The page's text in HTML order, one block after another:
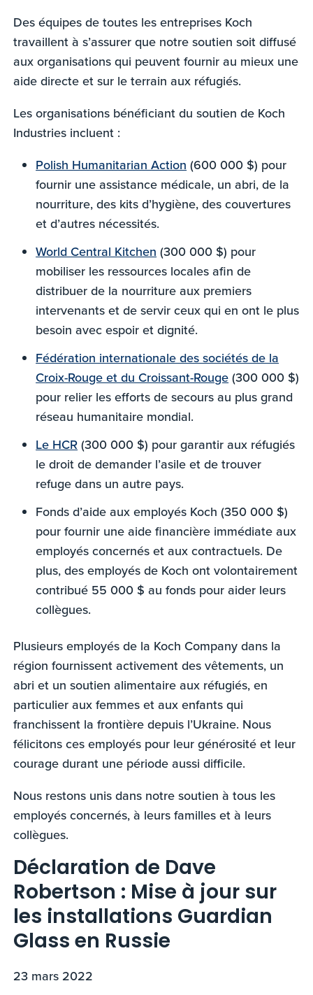
Des équipes de toutes les entreprises Koch
travaillent à s’assurer que notre soutien soit diffusé
aux organisations qui peuvent fournir au mieux une
aide directe et sur le terrain aux réfugiés.
Les organisations bénéficiant du soutien de Koch
Industries incluent :
Polish Humanitarian Action (600 000 $) pour
fournir une assistance médicale, un abri, de la
nourriture, des kits d’hygiène, des couvertures
et d’autres nécessités.
World Central Kitchen (300 000 $) pour
mobiliser les ressources locales afin de
distribuer de la nourriture aux premiers
intervenants et de servir ceux qui en ont le plus
besoin avec espoir et dignité.
Fédération internationale des sociétés de la
Croix-Rouge et du Croissant-Rouge (300 000 $)
pour relier les efforts de secours au plus grand
réseau humanitaire mondial.
Le HCR (300 000 $) pour garantir aux réfugiés
le droit de demander l’asile et de trouver
refuge dans un autre pays.
Fonds d’aide aux employés Koch (350 000 $)
pour fournir une aide financière immédiate aux
employés concernés et aux contractuels. De
plus, des employés de Koch ont volontairement
contribué 55 000 $ au fonds pour aider leurs
collègues.
Plusieurs employés de la Koch Company dans la
région fournissent activement des vêtements, un
abri et un soutien alimentaire aux réfugiés, en
particulier aux femmes et aux enfants qui
franchissent la frontière depuis l’Ukraine. Nous
félicitons ces employés pour leur générosité et leur
courage durant une période aussi difficile.
Nous restons unis dans notre soutien à tous les
employés concernés, à leurs familles et à leurs
collègues.
Déclaration de Dave
Robertson : Mise à jour sur
les installations Guardian
Glass en Russie
23 mars 2022